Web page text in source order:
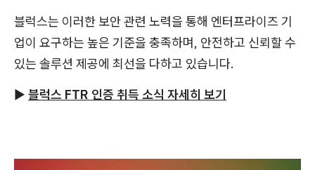
블럭스는 이러한 보안 관련 노력을 통해 엔터프라이즈 기
업이 요구하는 높은 기준을 충족하며, 안전하고 신뢰할 수
있는 솔루션 제공에 최선을 다하고 있습니다.
▶ 블럭스 FTR 인증 취득 소식 자세히 보기